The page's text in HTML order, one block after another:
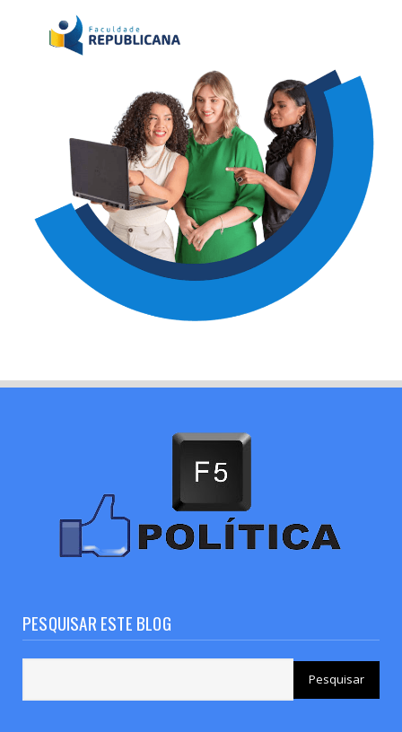
PESQUISAR ESTE BLOG